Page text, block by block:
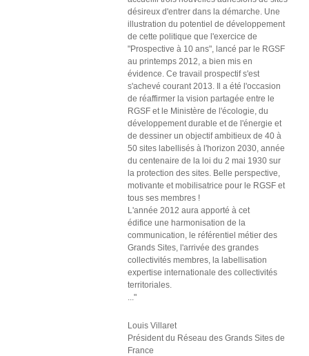
désireux d'entrer dans la démarche. Une
illustration du potentiel de développement
de cette politique que l'exercice de
"Prospective à 10 ans", lancé par le RGSF
au printemps 2012, a bien mis en
évidence. Ce travail prospectif s'est
s'achevé courant 2013. Il a été l'occasion
de réaffirmer la vision partagée entre le
RGSF et le Ministère de l'écologie, du
développement durable et de l'énergie et
de dessiner un objectif ambitieux de 40 à
50 sites labellisés à l'horizon 2030, année
du centenaire de la loi du 2 mai 1930 sur
la protection des sites. Belle perspective,
motivante et mobilisatrice pour le RGSF et
tous ses membres !
L'année 2012 aura apporté à cet
édifice une harmonisation de la
communication, le référentiel métier des
Grands Sites, l'arrivée des grandes
collectivités membres, la labellisation
expertise internationale des collectivités
territoriales.
..."
Louis Villaret
Président du Réseau des Grands Sites de
France